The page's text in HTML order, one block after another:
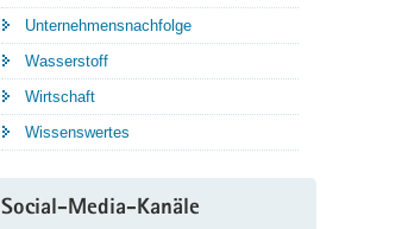
Unternehmensnachfolge
Wasserstoff
Wirtschaft
Wissenswertes
Social-Media-Kanäle